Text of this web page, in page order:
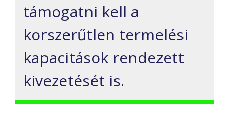
támogatni kell a
korszerűtlen termelési
kapacitások rendezett
kivezetését is.